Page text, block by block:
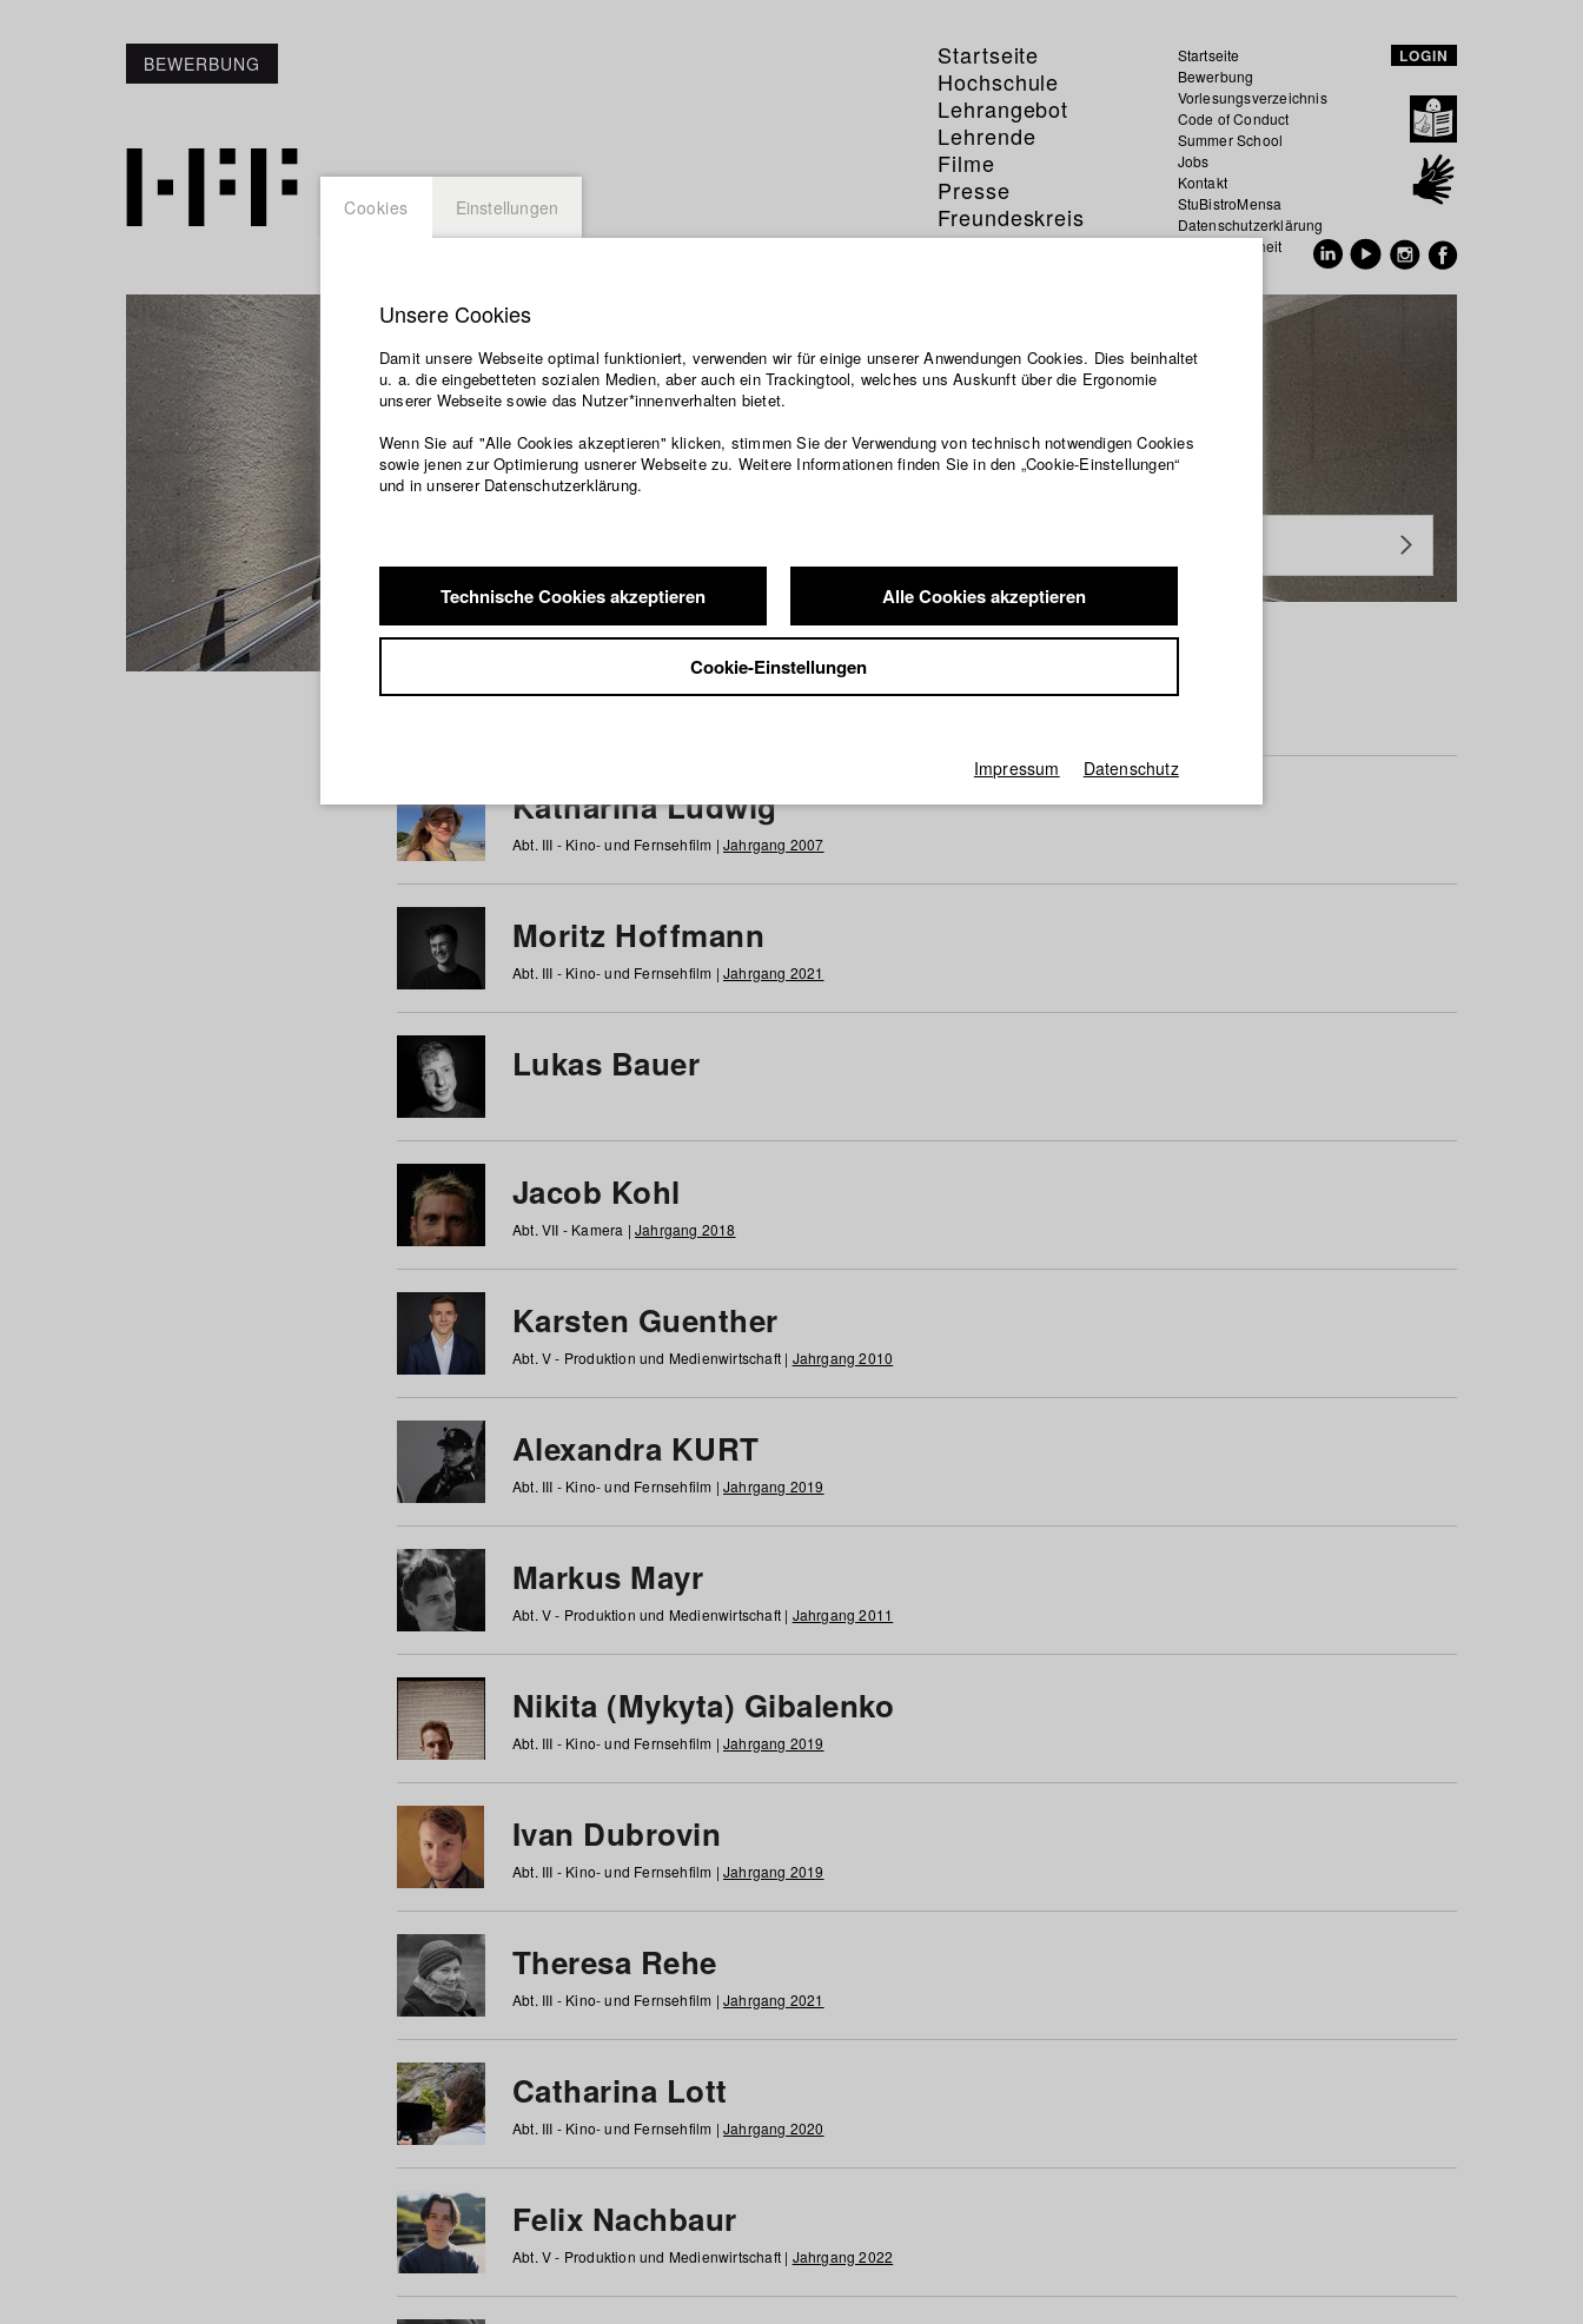
BEWERBUNG
Startseite
Hochschule
Lehrangebot
Lehrende
Filme
Presse
Freundeskreis
Service
Startseite
Bewerbung
Vorlesungsverzeichnis
Code of Conduct
Summer School
Jobs
Kontakt
StuBistroMensa
Datenschutzerklärung
Datensicherheit
LOGIN
Studierende / Alumni
a b c d e f g h i j k l m n o p q r s t u v w x y z Alle
Katharina Ludwig
Abt. III - Kino- und Fernsehfilm | Jahrgang 2007
Moritz Hoffmann
Abt. III - Kino- und Fernsehfilm | Jahrgang 2021
Lukas Bauer
Jacob Kohl
Abt. VII - Kamera | Jahrgang 2018
Karsten Guenther
Abt. V - Produktion und Medienwirtschaft | Jahrgang 2010
Alexandra KURT
Abt. III - Kino- und Fernsehfilm | Jahrgang 2019
Markus Mayr
Abt. V - Produktion und Medienwirtschaft | Jahrgang 2011
Nikita (Mykyta) Gibalenko
Abt. III - Kino- und Fernsehfilm | Jahrgang 2019
Ivan Dubrovin
Abt. III - Kino- und Fernsehfilm | Jahrgang 2019
Theresa Rehe
Abt. III - Kino- und Fernsehfilm | Jahrgang 2021
Catharina Lott
Abt. III - Kino- und Fernsehfilm | Jahrgang 2020
Felix Nachbaur
Abt. V - Produktion und Medienwirtschaft | Jahrgang 2022
Cookies Einstellungen
Unsere Cookies
Damit unsere Webseite optimal funktioniert, verwenden wir für einige unserer Anwendungen Cookies. Dies beinhaltet
u. a. die eingebetteten sozialen Medien, aber auch ein Trackingtool, welches uns Auskunft über die Ergonomie
unserer Webseite sowie das Nutzer*innenverhalten bietet.
Wenn Sie auf "Alle Cookies akzeptieren" klicken, stimmen Sie der Verwendung von technisch notwendigen Cookies
sowie jenen zur Optimierung usnerer Webseite zu. Weitere Informationen finden Sie in den „Cookie-Einstellungen“
und in unserer Datenschutzerklärung.
Technische Cookies akzeptieren Alle Cookies akzeptieren
Cookie-Einstellungen
Impressum Datenschutz